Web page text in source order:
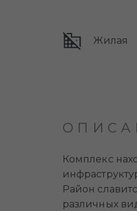
Жилая
Комплекс
Район
различных